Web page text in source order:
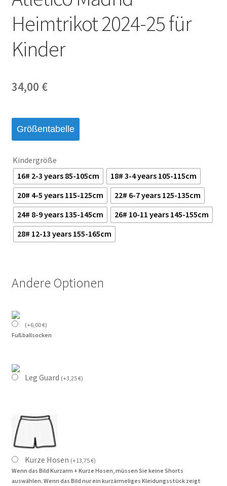
Heimtrikot 2024-25 für
Kinder
34,00 €
Größentabelle
Kindergröße
16# 2-3 years 85-105cm
18# 3-4 years 105-115cm
20# 4-5 years 115-125cm
22# 6-7 years 125-135cm
24# 8-9 years 135-145cm
26# 10-11 years 145-155cm
28# 12-13 years 155-165cm
Andere Optionen
(+6,00€)
Fußballsocken
Leg Guard (+3,25€)
Kurze Hosen (+13,75€)
Wenn das Bild Kurzarm + Kurze Hosen, müssen Sie keine Shorts
auswählen. Wenn das Bild nur ein kurzärmeliges Kleidungsstück zeigt